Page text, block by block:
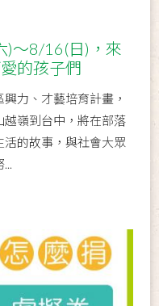
)～8/16(日)，來
的孩子們
力、才藝培育計畫，
嶺到台中，將在部落
的故事，與社會大眾